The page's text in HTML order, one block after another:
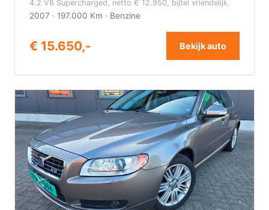
4.2 V8 Supercharged, netto € 12.950, bijtel vriendelijk.
2007 · 197.000 Km · Benzine
€ 15.650,- Bekijk auto